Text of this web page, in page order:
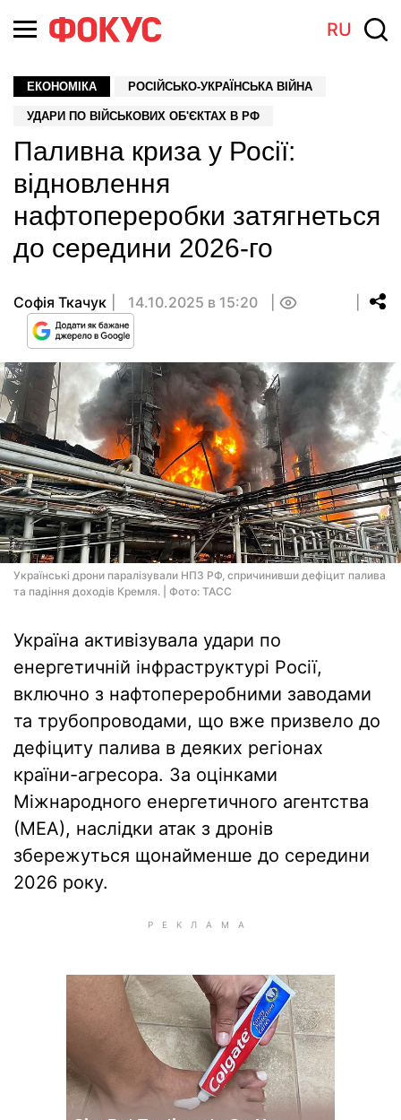
RU
ЕКОНОМІКА РОСІЙСЬКО-УКРАЇНСЬКА ВІЙНА
УДАРИ ПО ВІЙСЬКОВИХ ОБ'ЄКТАХ В РФ
Паливна криза у Росії:
відновлення
нафтопереробки затягнеться
до середини 2026-го
Софія Ткачук 14.10.2025 в 15:20
Українські дрони паралізували НПЗ РФ, спричинивши дефіцит палива
та падіння доходів Кремля. | Фото: ТАСС
Україна активізувала удари по
енергетичній інфраструктурі Росії,
включно з нафтопереробними заводами
та трубопроводами, що вже призвело до
дефіциту палива в деяких регіонах
країни-агресора. За оцінками
Міжнародного енергетичного агентства
(МЕА), наслідки атак з дронів
збережуться щонайменше до середини
2026 року.